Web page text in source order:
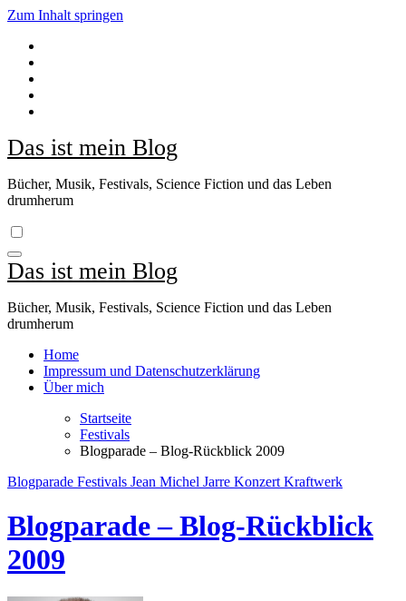
Zum Inhalt springen
Das ist mein Blog
Bücher, Musik, Festivals, Science Fiction und das Leben
drumherum
Das ist mein Blog
Bücher, Musik, Festivals, Science Fiction und das Leben
drumherum
Home
Impressum und Datenschutzerklärung
Über mich
Startseite
Festivals
Blogparade – Blog-Rückblick 2009
Blogparade Festivals Jean Michel Jarre Konzert Kraftwerk
Blogparade – Blog-Rückblick
2009